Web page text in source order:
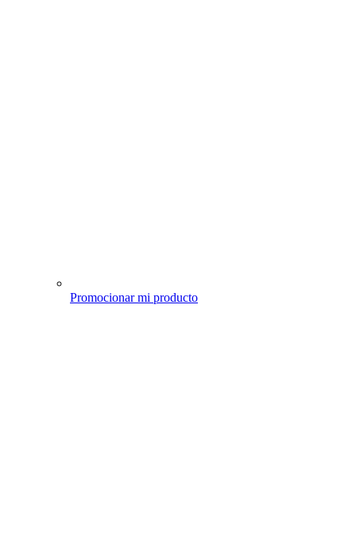
Promocionar mi producto